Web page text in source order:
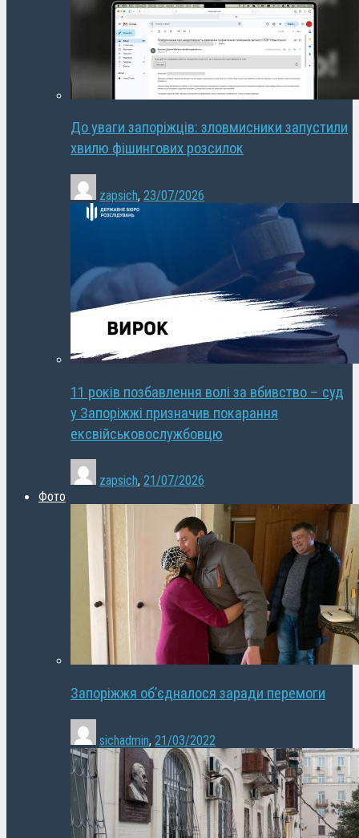
До уваги запоріжців: зловмисники запустили
хвилю фішингових розсилок
zapsich, 23/07/2026
11 років позбавлення волі за вбивство – суд
у Запоріжжі призначив покарання
ексвійськовослужбовцю
zapsich, 21/07/2026
Фото
Запоріжжя об’єдналося заради перемоги
sichadmin, 21/03/2022